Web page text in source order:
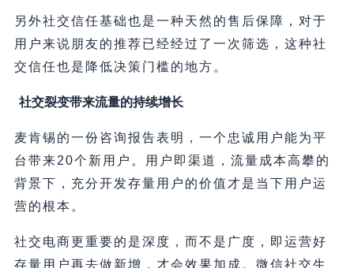
另外社交信任基础也是一种天然的售后保障，对于
用户来说朋友的推荐已经经过了一次筛选，这种社
交信任也是降低决策门槛的地方。
社交裂变带来流量的持续增长
麦肯锡的一份咨询报告表明，一个忠诚用户能为平
台带来20个新用户。用户即渠道，流量成本高攀的
背景下，充分开发存量用户的价值才是当下用户运
营的根本。
社交电商更重要的是深度，而不是广度，即运营好
存量用户再去做新增，才会效果加成。微信社交生